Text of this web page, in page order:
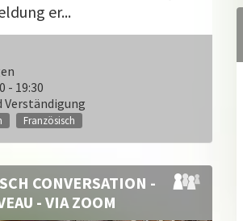
er...
- 19:30
Verständigung
Französisch
CONVERSATION -
- VIA ZOOM